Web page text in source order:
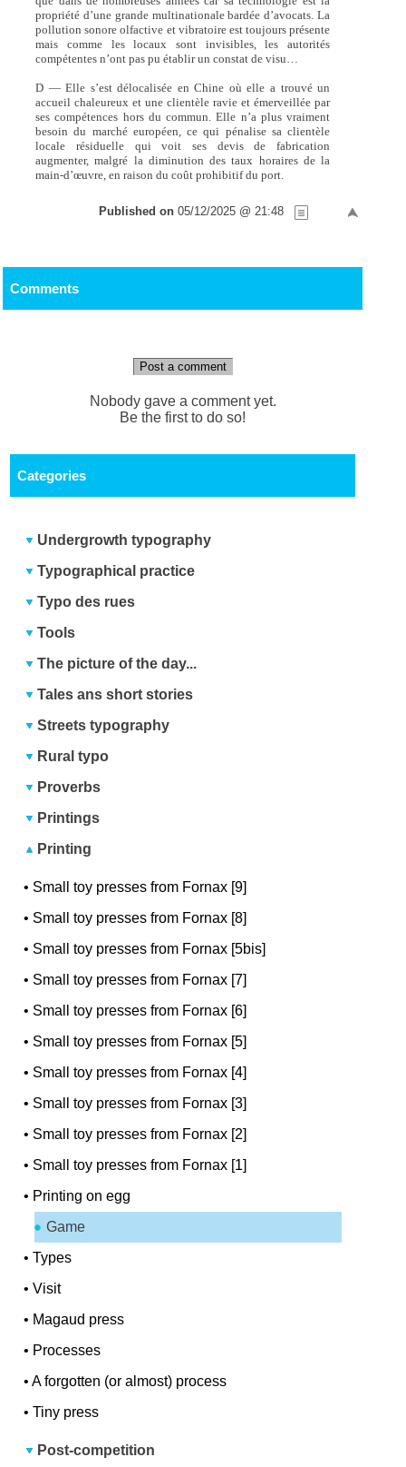
propriété d’une grande multinationale bardée d’avocats. La
pollution sonore olfactive et vibratoire est toujours présente
mais comme les locaux sont invisibles, les autorités
compétentes n’ont pas pu établir un constat de visu…
D — Elle s’est délocalisée en Chine où elle a trouvé un
accueil chaleureux et une clientèle ravie et émerveillée par
ses compétences hors du commun. Elle n’a plus vraiment
besoin du marché européen, ce qui pénalise sa clientèle
locale résiduelle qui voit ses devis de fabrication
augmenter, malgré la diminution des taux horaires de la
main-d’œuvre, en raison du coût prohibitif du port.
Published on 05/12/2025 @ 21:48
Comments
Post a comment
Nobody gave a comment yet.
Be the first to do so!
Categories
Undergrowth typography
Typographical practice
Typo des rues
Tools
The picture of the day...
Tales ans short stories
Streets typography
Rural typo
Proverbs
Printings
Printing
• Small toy presses from Fornax [9]
• Small toy presses from Fornax [8]
• Small toy presses from Fornax [5bis]
• Small toy presses from Fornax [7]
• Small toy presses from Fornax [6]
• Small toy presses from Fornax [5]
• Small toy presses from Fornax [4]
• Small toy presses from Fornax [3]
• Small toy presses from Fornax [2]
• Small toy presses from Fornax [1]
• Printing on egg
Game
•Types
•Visit
• Magaud press
• Processes
•A forgotten (or almost) process
•Tiny press
Post-competition